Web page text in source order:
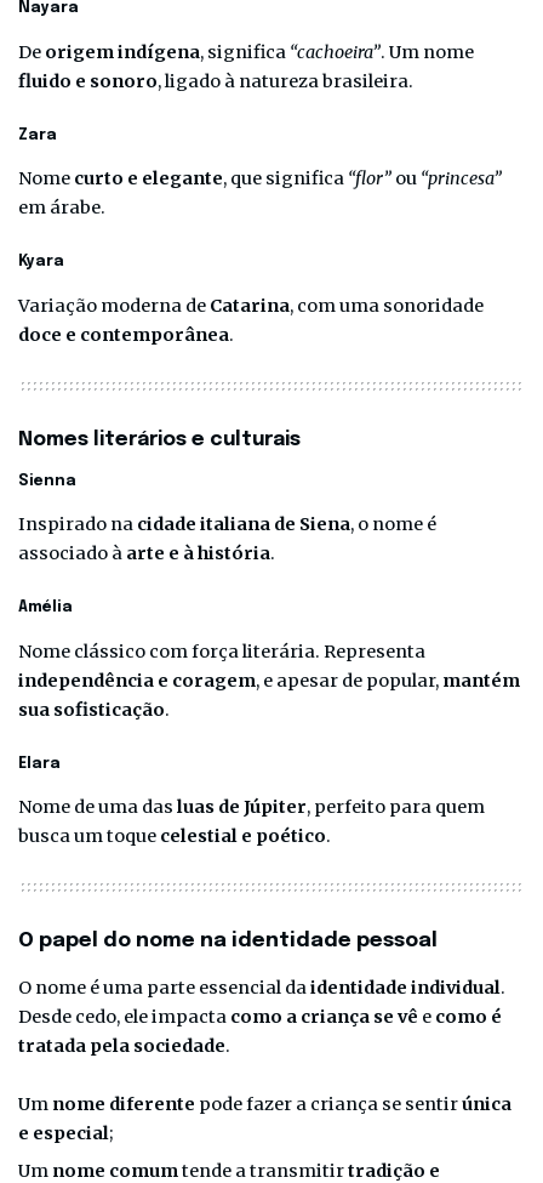
Nayara
De origem indígena, significa “cachoeira”. Um nome
fluido e sonoro, ligado à natureza brasileira.
Zara
Nome curto e elegante, que significa “flor” ou “princesa”
em árabe.
Kyara
Variação moderna de Catarina, com uma sonoridade
doce e contemporânea.
Nomes literários e culturais
Sienna
Inspirado na cidade italiana de Siena, o nome é
associado à arte e à história.
Amélia
Nome clássico com força literária. Representa
independência e coragem, e apesar de popular, mantém
sua sofisticação.
Elara
Nome de uma das luas de Júpiter, perfeito para quem
busca um toque celestial e poético.
O papel do nome na identidade pessoal
O nome é uma parte essencial da identidade individual.
Desde cedo, ele impacta como a criança se vê e como é
tratada pela sociedade.
Um nome diferente pode fazer a criança se sentirúnica
e especial;
Um nome comum tende a transmitirtradição e